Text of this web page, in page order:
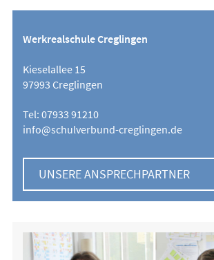
Werkrealschule Creglingen
Kieselallee 15
97993 Creglingen
Tel: 07933 91210
info@schulverbund-creglingen.de
UNSERE ANSPRECHPARTNER